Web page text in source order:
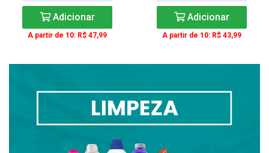
Adicionar
A partir de 10: R$ 47,99
Adicionar
A partir de 10: R$ 43,99